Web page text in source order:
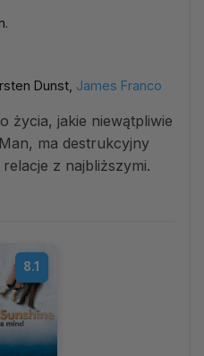
Dunst, James Franco
życia, jakie niewątpliwie
ma destrukcyjny
z najbliższymi.
8.1